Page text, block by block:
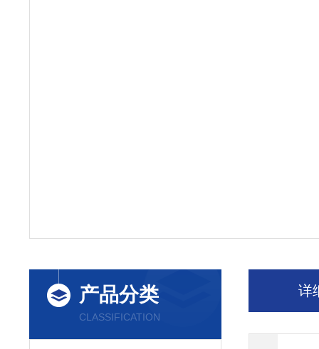
产品分类
CLASSIFICATION
详